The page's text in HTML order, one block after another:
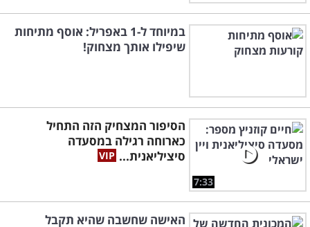
במיוחד ל-1 באפריל: אוסף מתיחות
שיפילו אותך מצחוק!
7:33
הסיפור המצחיק הזה התחיל
כארוחה רגילה במסעדה
סיציליאנית...
האישה שחשבה שהיא תקבל